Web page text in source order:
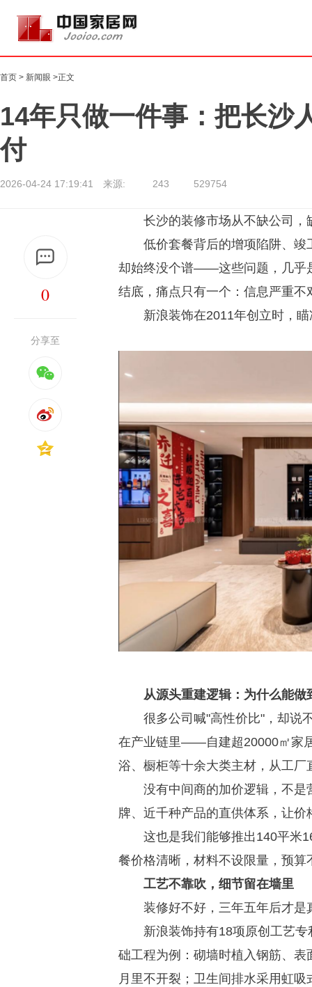
首页 > 新闻眼 >正文
14年只做一件事：把长沙
付
2026-04-24 17:19:41 来源: 243 529754
0
分享至
长沙的装修市场从不缺公司
低价套餐背后的增项陷阱、
却始终没个谱——这些问题，几乎
结底，痛点只有一个：信息严重
新浪装饰在2011年创立时，
从源头重建逻辑：为什么能做
很多公司喊"高性价比"，却说
在产业链里——自建超20000㎡家
浴、橱柜等十余大类主材，从工
没有中间商的加价逻辑，不
牌、近千种产品的直供体系，让
这也是我们能够推出140平
餐价格清晰，材料不设限量，预
工艺不靠吹，细节留在墙里
装修好不好，三年五年后才是
新浪装饰持有18项原创工艺
础工程为例：砌墙时植入钢筋、
月里不开裂；卫生间排水采用虹